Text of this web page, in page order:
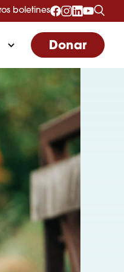
boletines
Donar